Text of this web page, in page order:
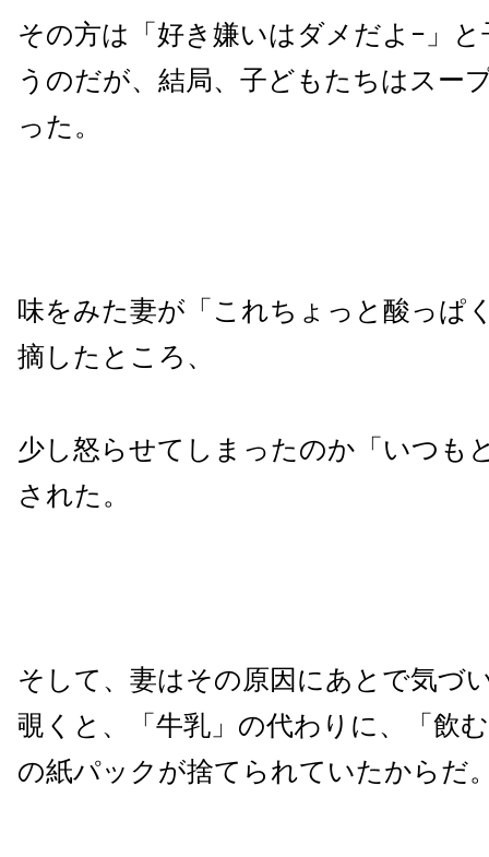
その方は「好き嫌いはダメだよ−」
うのだが、結局、子どもたちはスー
った。
味をみた妻が「これちょっと酸っぱ
摘したところ、
少し怒らせてしまったのか「いつも
された。
そして、妻はその原因にあとで気づ
覗くと、「牛乳」の代わりに、「飲
の紙パックが捨てられていたからだ